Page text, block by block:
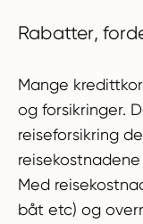
Rabatter,
Mange
og forsikringer.
reiseforsikring
Med
båt etc) og